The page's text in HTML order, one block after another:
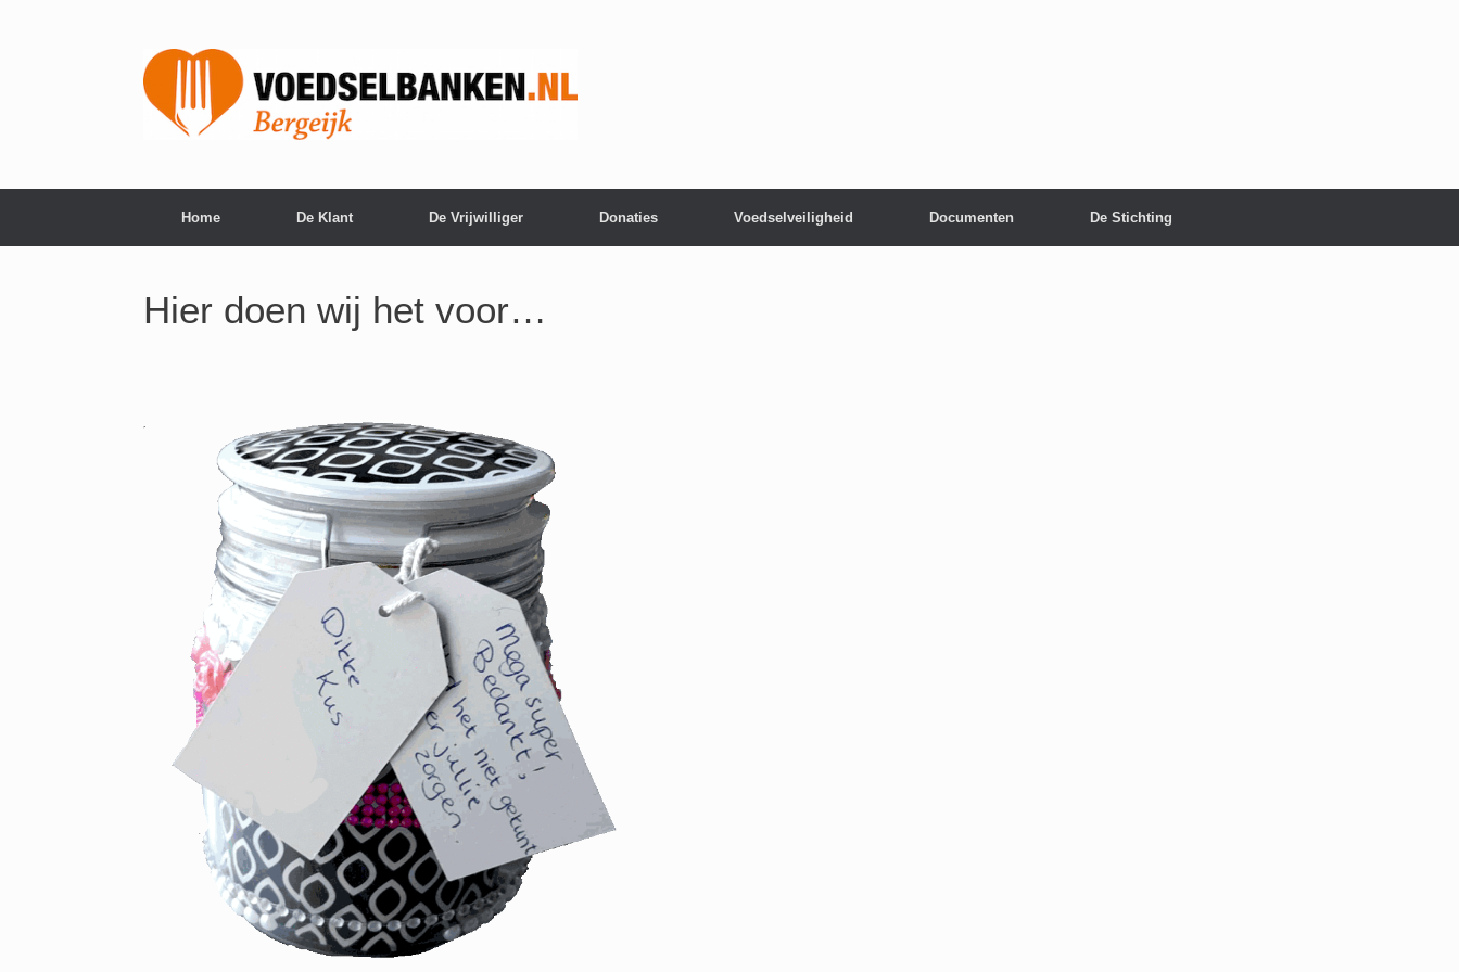
Home De Klant De Vrijwilliger Donaties Voedselveiligheid Documenten De Stichting
Hier doen wij het voor…